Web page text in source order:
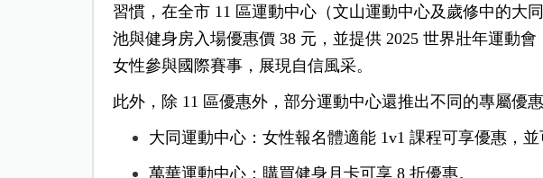
習慣，在全市 11 區運動中心（文山運動中心及歲修中的大
池與健身房入場優惠價 38 元，並提供 2025 世界壯年運動
女性參與國際賽事，展現自信風采。
此外，除 11 區優惠外，部分運動中心還推出不同的專屬優
大同運動中心：女性報名體適能 1v1 課程可享優惠，並
萬華運動中心：購買健身月卡可享 8 折優惠。